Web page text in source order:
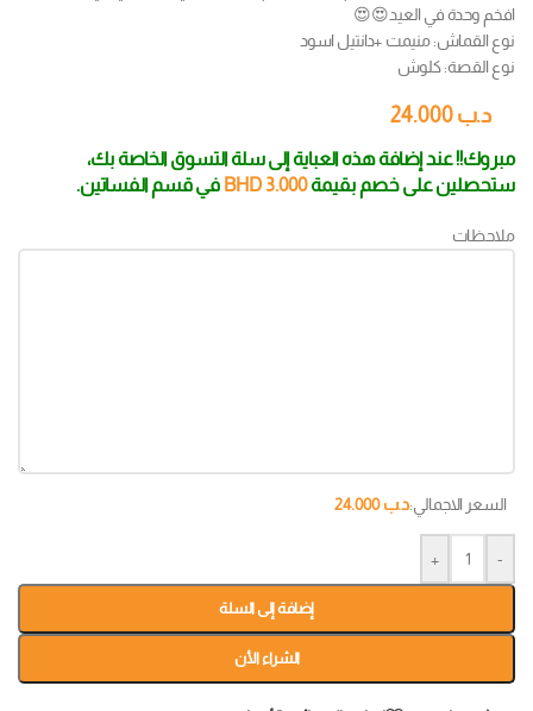
افخم وحدة في العيد😍😍
نوع القماش: منيمت +دانتيل اسود
نوع القصة: كلوش
د.ب
مبروك!! عند إضافة هذه العباية إلى سلة التسوق الخاصة بك،
ستحصلين على خصم بقيمة
BHD 3.000 في قسم الفساتين.
ملاحظات
السعر الاجمالي:د.ب24.000
-
+
إضافة إلى السلة
الشراء الأن